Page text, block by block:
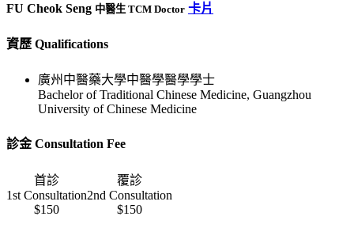
FU Cheok Seng 中醫生 TCM Doctor 卡片
資歷 Qualifications
廣州中醫藥大學中醫學醫學學士
Bachelor of Traditional Chinese Medicine, Guangzhou
University of Chinese Medicine
診金 Consultation Fee
首診
1st Consultation
覆診
2nd Consultation
$150
$150